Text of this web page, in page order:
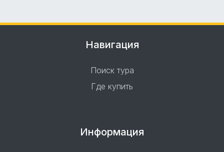
Навигация
Поиск тура
Где купить
Информация